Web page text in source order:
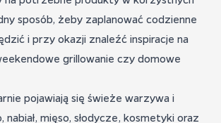
sposób, żeby zaplanować codzienne
i przy okazji znaleźć inspiracje na
grillowanie czy domowe
pojawiają się świeże warzywa i
mięso, słodycze, kosmetyki oraz